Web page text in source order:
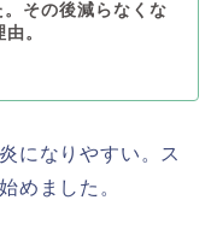
その後減らなくな
。
になりやすい。ス
めました。